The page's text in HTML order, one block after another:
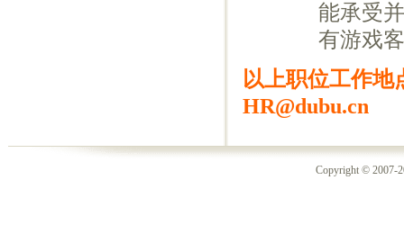
能承受并适
有游戏客服
以上职位工作地
HR@dubu.cn
Copyright © 2007-